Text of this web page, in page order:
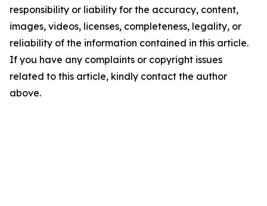
responsibility or liability for the accuracy, content,
images, videos, licenses, completeness, legality, or
reliability of the information contained in this article.
If you have any complaints or copyright issues
related to this article, kindly contact the author
above.